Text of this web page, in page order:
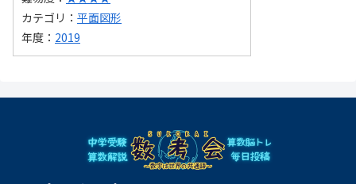
カテゴリ： 平面図形
年度： 2019